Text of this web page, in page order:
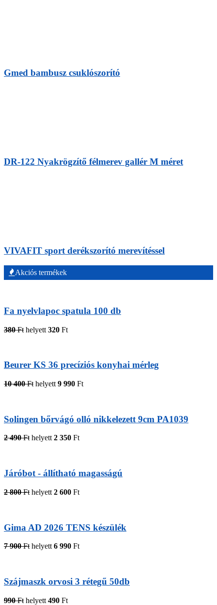
Gmed bambusz csuklószorító
DR-122 Nyakrögzítő félmerev gallér M méret
VIVAFIT sport derékszorító merevítéssel
Akciós termékek
Fa nyelvlapoc spatula 100 db
380 Ft helyett 320 Ft
Beurer KS 36 precíziós konyhai mérleg
10 400 Ft helyett 9 990 Ft
Solingen bőrvágó olló nikkelezett 9cm PA1039
2 490 Fthelyett2 350 Ft
Járóbot - állítható magasságú
2 800 Ft helyett 2 600 Ft
Gima AD 2026 TENS készülék
7 900 Ft helyett 6 990 Ft
Szájmaszk orvosi 3 rétegű 50db
990 Ft helyett 490 Ft